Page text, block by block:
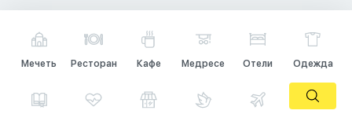
Мечеть Ресторан Кафе Медресе Отели Одежда